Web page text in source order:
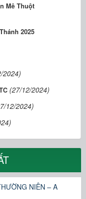
Mê Thuột
2025
2024)
(27/12/2024)
12/2024)
NIÊN – A